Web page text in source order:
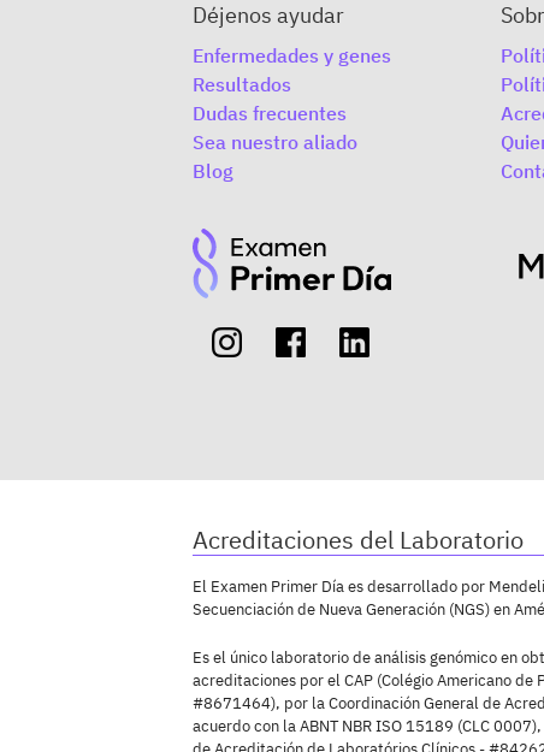
Déjenos ayudar
Enfermedades y genes
Resultados
Dudas frecuentes
Sea nuestro aliado
Blog
Acreditaciones del Laboratorio
El Examen Primer Día es desarrollado por
Secuenciación de Nueva Generación (NGS) en
Es el único laboratorio de análisis genómico en
acreditaciones por el CAP (Colégio Americano de
#8671464), por la Coordinación General de
acuerdo con la ABNT NBR ISO 15189 (CLC